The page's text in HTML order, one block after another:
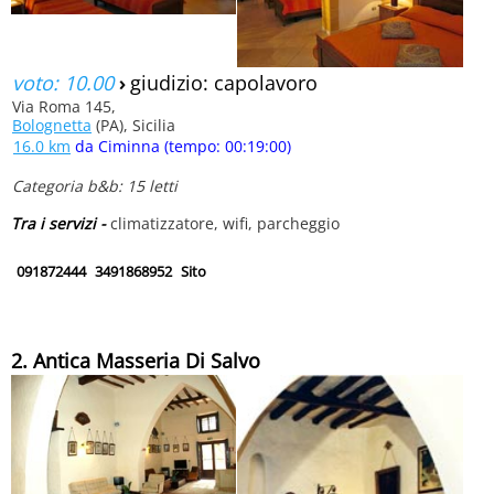
voto: 10.00› giudizio: capolavoro
Via Roma 145,
Bolognetta (PA), Sicilia
16.0 km da Ciminna (tempo: 00:19:00)
Categoria b&b: 15 letti
Tra i servizi -climatizzatore, wifi, parcheggio
091872444 3491868952 Sito
2. Antica Masseria Di Salvo